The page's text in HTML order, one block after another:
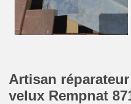
Artisan
velux Rempnat